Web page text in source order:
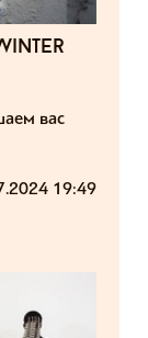
вас
19:49